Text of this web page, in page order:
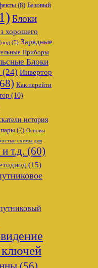
(8) Базовый
Блоки
хорошего
(5) Зарядные
Приборы
Блоки
(24) Инвертор
Как перейти
(10)
история
(7) Основы
схемы для
т.д. (60)
(15)